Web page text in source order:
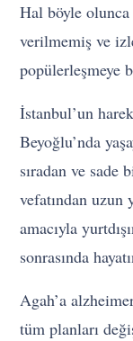
Hal böyle
verilmemiş ve
popülerleşmeye
İstanbul’un
Beyoğlu’nda
sıradan ve sade
vefatından uzun
amacıyla
sonrasında
Agah’a
tüm planları